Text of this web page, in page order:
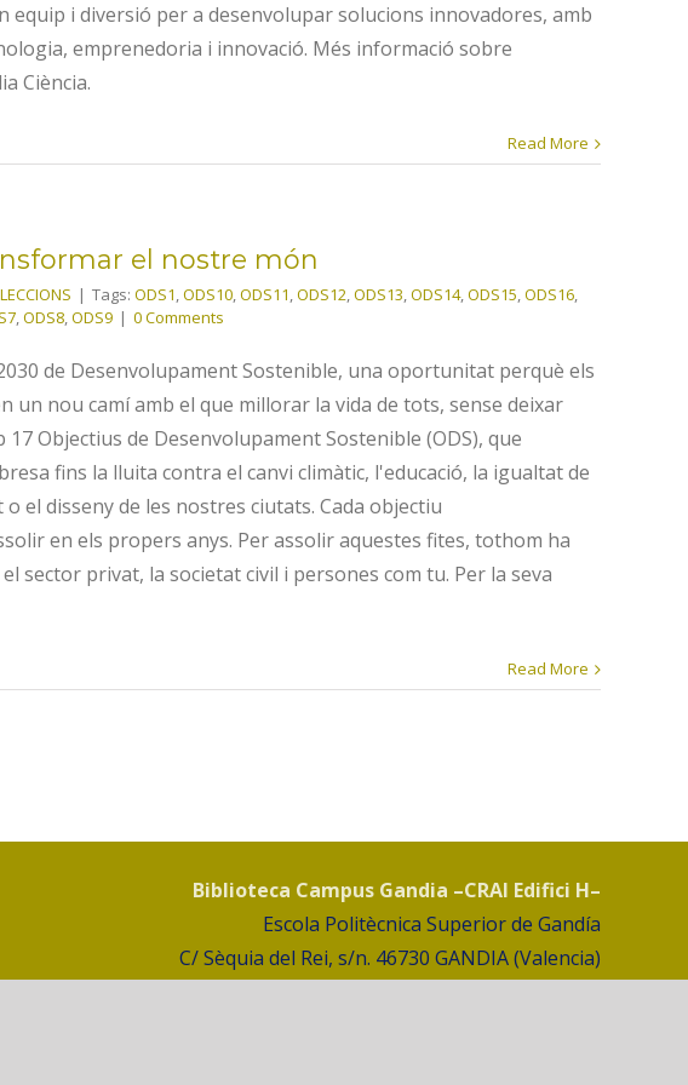
i diversió per a desenvolupar solucions innovadores, amb
emprenedoria i innovació. Més informació sobre
Ciència.
Read More
el nostre món
| Tags: ODS1,ODS10,ODS11,ODS12,ODS13,ODS14,ODS15,ODS16,
,ODS8,ODS9 | 0 Comments
de Desenvolupament Sostenible, una oportunitat perquè els
un nou camí amb el que millorar la vida de tots, sense deixar
Objectius de Desenvolupament Sostenible (ODS), que
fins la lluita contra el canvi climàtic, l'educació, la igualtat de
el disseny de les nostres ciutats. Cada objectiu
en els propers anys. Per assolir aquestes fites, tothom ha
sector privat, la societat civil i persones com tu. Per la seva
Read More
Biblioteca Campus Gandia –CRAI Edifici H–
Escola Politècnica Superior de Gandía
C/ Sèquia del Rei, s/n. 46730 GANDIA (Valencia)